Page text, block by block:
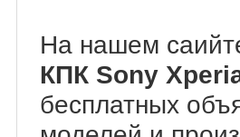
На нашем
КПК Sony
бесплатных